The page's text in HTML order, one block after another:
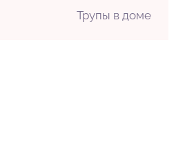
Трупы в доме